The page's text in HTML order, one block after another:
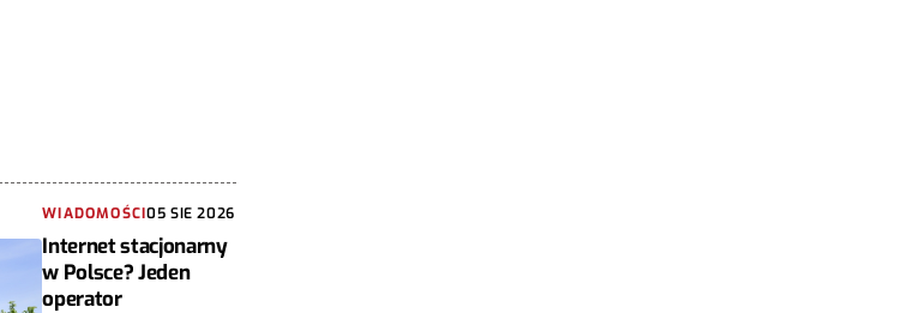
WIADOMOŚCI05 SIE 2026
Internet stacjonarny
w Polsce? Jeden
operator